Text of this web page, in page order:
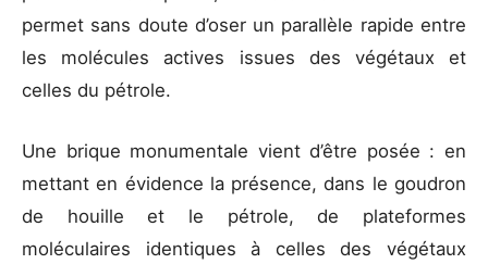
permet sans doute d’oser un parallèle rapide entre
les molécules actives issues des végétaux et
celles du pétrole.
Une brique monumentale vient d’être posée : en
mettant en évidence la présence, dans le goudron
de houille et le pétrole, de plateformes
moléculaires identiques à celles des végétaux